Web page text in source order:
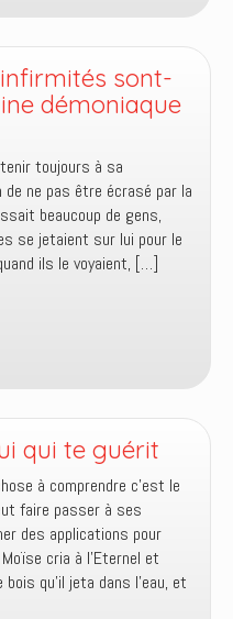
sont-
démoniaque
toujours à sa
ne pas être écrasé par la
beaucoup de gens,
se jetaient sur lui pour le
ils le voyaient, […]
qui te guérit
à comprendre c’est le
faire passer à ses
des applications pour
cria à l’Eternel et
qu’il jeta dans l’eau, et